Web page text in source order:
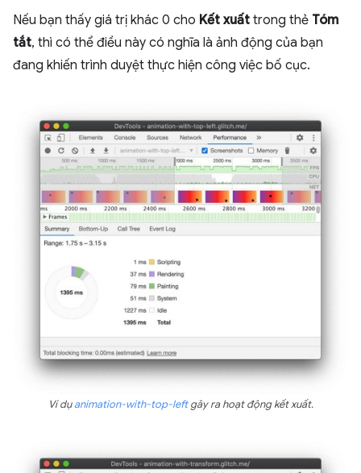
Nếu bạn thấy giá trị khác 0 cho Kết xuất trong thẻ Tóm
tắt, thì có thể điều này có nghĩa là ảnh động của bạn
đang khiến trình duyệt thực hiện công việc bố cục.
Ví dụanimation-with-top-leftgây ra hoạt động kết xuất.